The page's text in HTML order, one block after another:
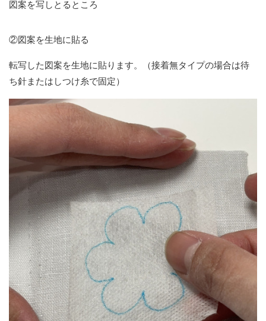
図案を写しとるところ
②図案を生地に貼る
転写した図案を生地に貼ります。（接着無タイプの場合は待
ち針またはしつけ糸で固定）